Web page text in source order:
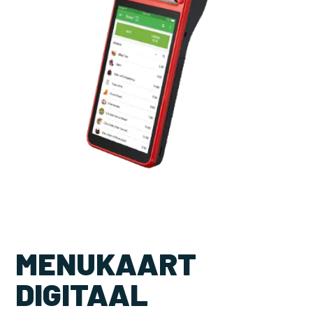
MENUKAART
DIGITAAL